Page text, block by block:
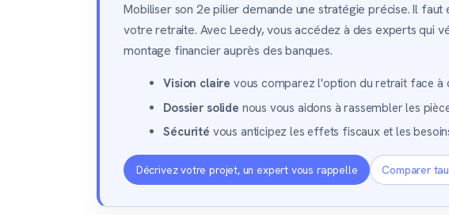
Mobiliser son 2e pilier demande une stratégie précise. Il
votre retraite. Avec Leedy, vous accédez à des experts qui
montage financier auprès des banques.
Vision claire vous comparez l'option du retrait face à
Dossier solide nous vous aidons à rassembler les
Sécurité vous anticipez les effets fiscaux et les
Décrivez votre projet, un expert vous rappelle Comparer